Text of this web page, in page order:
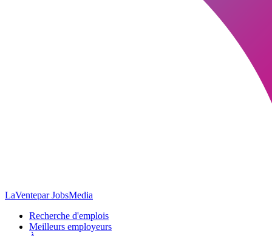
LaVentepar JobsMedia
Recherche d'emplois
Meilleurs employeurs